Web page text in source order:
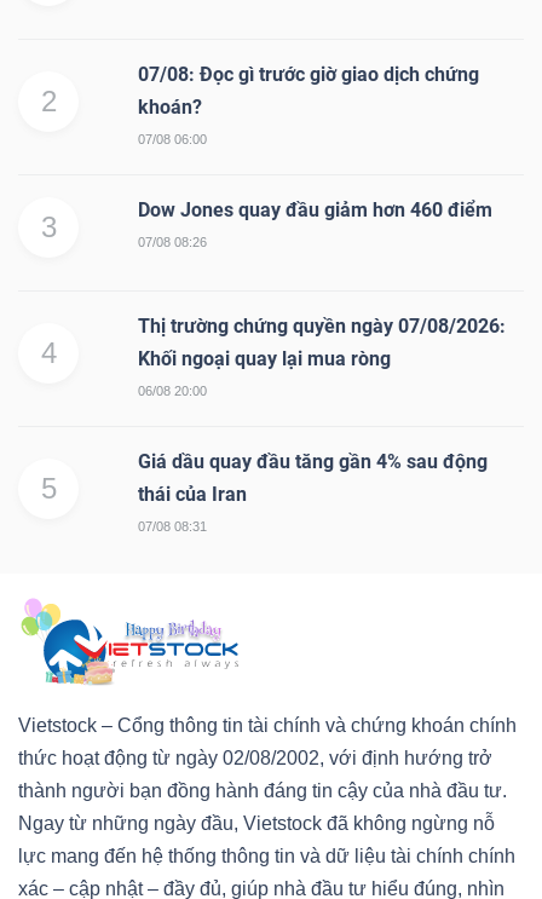
2
07/08: Đọc gì trước giờ giao dịch chứng
khoán?
07/08 06:00
3
Dow Jones quay đầu giảm hơn 460 điểm
07/08 08:26
4
Thị trường chứng quyền ngày 07/08/2026:
Khối ngoại quay lại mua ròng
06/08 20:00
5
Giá dầu quay đầu tăng gần 4% sau động
thái của Iran
07/08 08:31
Vietstock – Cổng thông tin tài chính và chứng khoán chính
thức hoạt động từ ngày 02/08/2002, với định hướng trở
thành người bạn đồng hành đáng tin cậy của nhà đầu tư.
Ngay từ những ngày đầu, Vietstock đã không ngừng nỗ
lực mang đến hệ thống thông tin và dữ liệu tài chính chính
xác – cập nhật – đầy đủ, giúp nhà đầu tư hiểu đúng, nhìn